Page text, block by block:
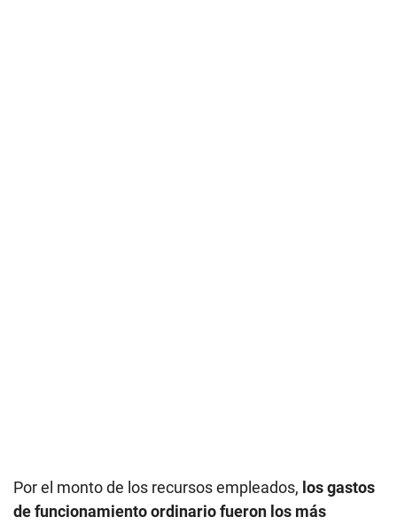
Por el monto de los recursos empleados, los gastos
de funcionamiento ordinario fueron los más